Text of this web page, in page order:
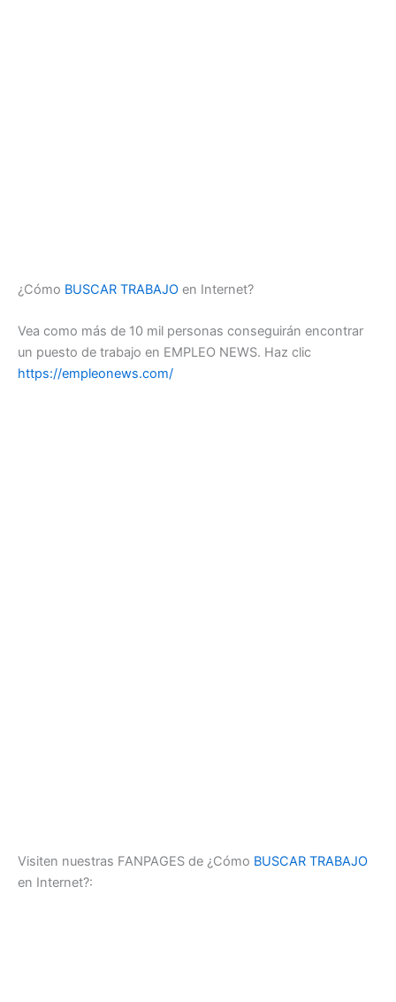
¿Cómo BUSCAR TRABAJO en Internet?
Vea como más de 10 mil personas conseguirán encontrar
un puesto de trabajo en EMPLEO NEWS. Haz clic
https://empleonews.com/
Visiten nuestras FANPAGES de ¿Cómo BUSCAR TRABAJO
en Internet?: